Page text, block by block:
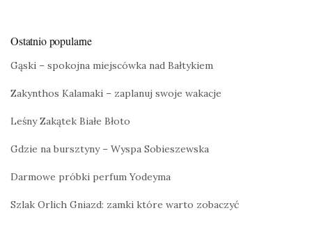
Ostatnio popularne
Gąski – spokojna miejscówka nad Bałtykiem
Zakynthos Kalamaki – zaplanuj swoje wakacje
Leśny Zakątek Białe Błoto
Gdzie na bursztyny – Wyspa Sobieszewska
Darmowe próbki perfum Yodeyma
Szlak Orlich Gniazd: zamki które warto zobaczyć